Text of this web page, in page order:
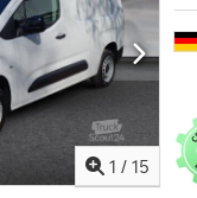
1 / 15